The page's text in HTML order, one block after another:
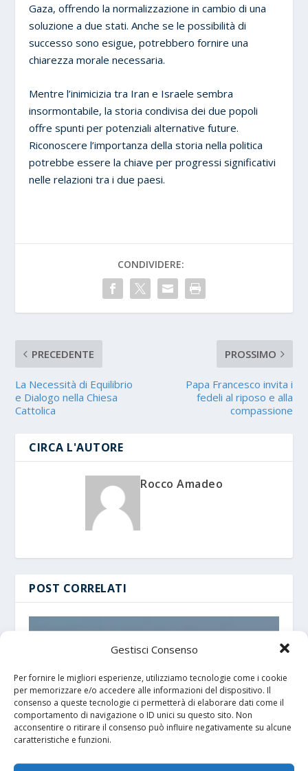
Gestisci Consenso
Per fornire le migliori esperienze, utilizziamo tecnologie come i cookie
per memorizzare e/o accedere alle informazioni del dispositivo. Il
consenso a queste tecnologie ci permetterà di elaborare dati come il
comportamento di navigazione o ID unici su questo sito. Non
acconsentire o ritirare il consenso può influire negativamente su alcune
caratteristiche e funzioni.
Gaza, offrendo la normalizzazione in cambio di una
soluzione a due stati. Anche se le possibilità di
successo sono esigue, potrebbero fornire una
chiarezza morale necessaria.
Mentre l’inimicizia tra Iran e Israele sembra
insormontabile, la storia condivisa dei due popoli
offre spunti per potenziali alternative future.
Riconoscere l’importanza della storia nella politica
potrebbe essere la chiave per progressi significativi
nelle relazioni tra i due paesi.
CONDIVIDERE:
PRECEDENTE
La Necessità di Equilibrio
e Dialogo nella Chiesa
Cattolica
PROSSIMO
Papa Francesco invita i
fedeli al riposo e alla
compassione
CIRCA L'AUTORE
Rocco Amadeo
POST CORRELATI